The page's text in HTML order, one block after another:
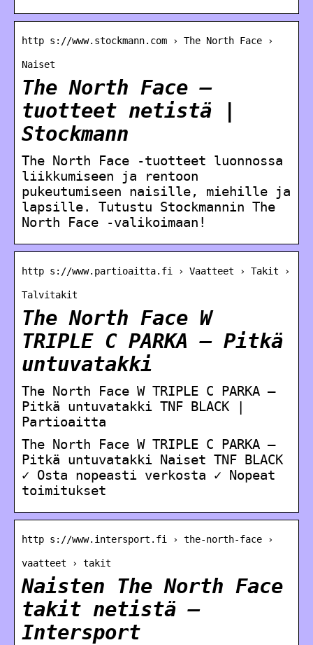
http s://www.stockmann.com › The North Face ›
Naiset
The North Face –
tuotteet netistä |
Stockmann
The North Face -tuotteet luonnossa
liikkumiseen ja rentoon
pukeutumiseen naisille, miehille ja
lapsille. Tutustu Stockmannin The
North Face -valikoimaan!
http s://www.partioaitta.fi › Vaatteet › Takit ›
Talvitakit
The North Face W
TRIPLE C PARKA – Pitkä
untuvatakki
The North Face W TRIPLE C PARKA –
Pitkä untuvatakki TNF BLACK |
Partioaitta
The North Face W TRIPLE C PARKA –
Pitkä untuvatakki Naiset TNF BLACK
✓ Osta nopeasti verkosta ✓ Nopeat
toimitukset
http s://www.intersport.fi › the-north-face ›
vaatteet › takit
Naisten The North Face
takit netistä –
Intersport